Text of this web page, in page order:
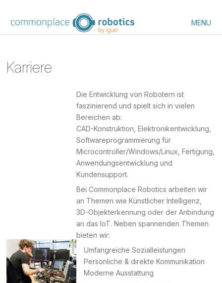
MENU
Karriere
Die Entwicklung von Robotern ist
faszinierend und spielt sich in vielen
Bereichen ab:
CAD-Konstruktion, Elektronikentwicklung,
Softwareprogrammierung für
Microcontroller/Windows/Linux, Fertigung,
Anwendungsentwicklung und
Kundensupport.
Bei Commonplace Robotics arbeiten wir
an Themen wie Künstlicher Intelligenz,
3D-Objekterkennung oder der Anbindung
an das IoT. Neben spannenden Themen
bieten wir:
Umfangreiche Sozialleistungen
Persönliche & direkte Kommunikation
Moderne Ausstattung